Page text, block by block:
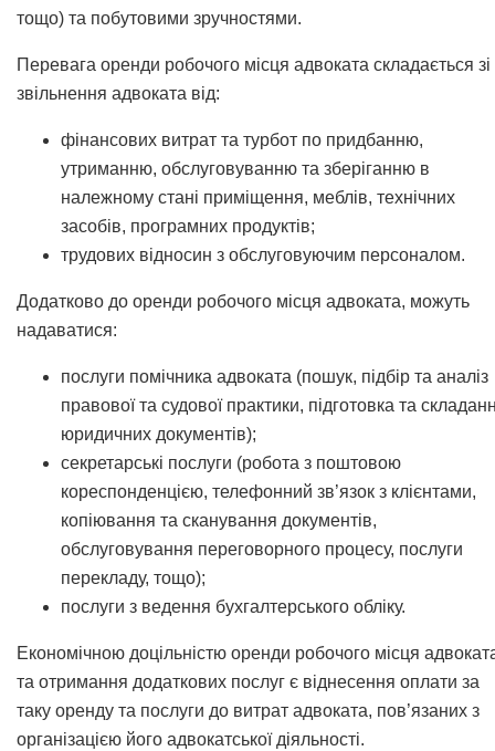
тощо) та побутовими зручностями.
Перевага оренди робочого місця адвоката складається зі
звільнення адвоката від:
фінансових витрат та турбот по придбанню,
утриманню, обслуговуванню та зберіганню в
належному стані приміщення, меблів, технічних
засобів, програмних продуктів;
трудових відносин з обслуговуючим персоналом.
Додатково до оренди робочого місця адвоката, можуть
надаватися:
послуги помічника адвоката (пошук, підбір та аналіз
правової та судової практики, підготовка та
юридичних документів);
секретарські послуги (робота з поштовою
кореспонденцією, телефонний зв’язок з клієнтами,
копіювання та сканування документів,
обслуговування переговорного процесу, послуги
перекладу, тощо);
послуги з ведення бухгалтерського обліку.
Економічною доцільністю оренди робочого місця
та отримання додаткових послуг є віднесення оплати за
таку оренду та послуги до витрат адвоката, пов’язаних з
організацією його адвокатської діяльності.